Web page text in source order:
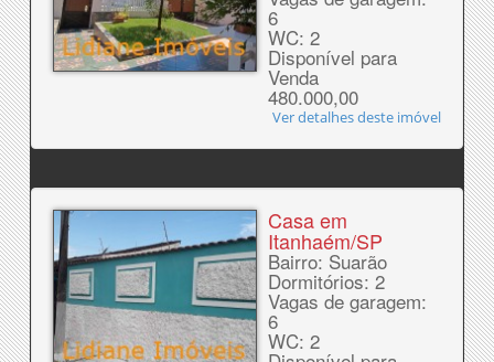
6
WC: 2
Disponível para
Venda
480.000,00
Ver detalhes deste imóvel
Casa em
Itanhaém/SP
Bairro: Suarão
Dormitórios: 2
Vagas de garagem:
6
WC: 2